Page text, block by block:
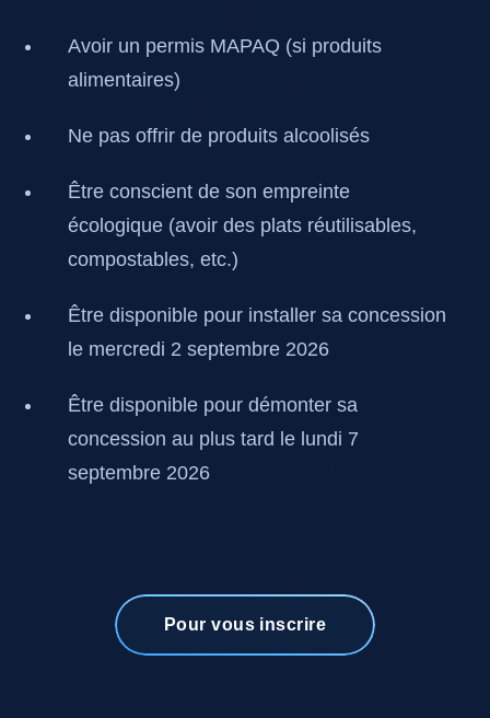
Avoir un permis MAPAQ (si produits
alimentaires)
Ne pas offrir de produits alcoolisés
Être conscient de son empreinte
écologique (avoir des plats réutilisables,
compostables, etc.)
Être disponible pour installer sa concession
le mercredi 2 septembre 2026
Être disponible pour démonter sa
concession au plus tard le lundi 7
septembre 2026
Pour vous inscrire